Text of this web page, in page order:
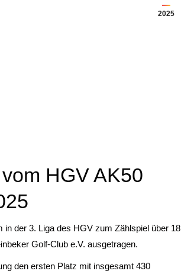
2025
HGV AK50
der 3. Liga des HGV zum Zählspiel über 18
Golf-Club e.V. ausgetragen.
den ersten Platz mit insgesamt 430